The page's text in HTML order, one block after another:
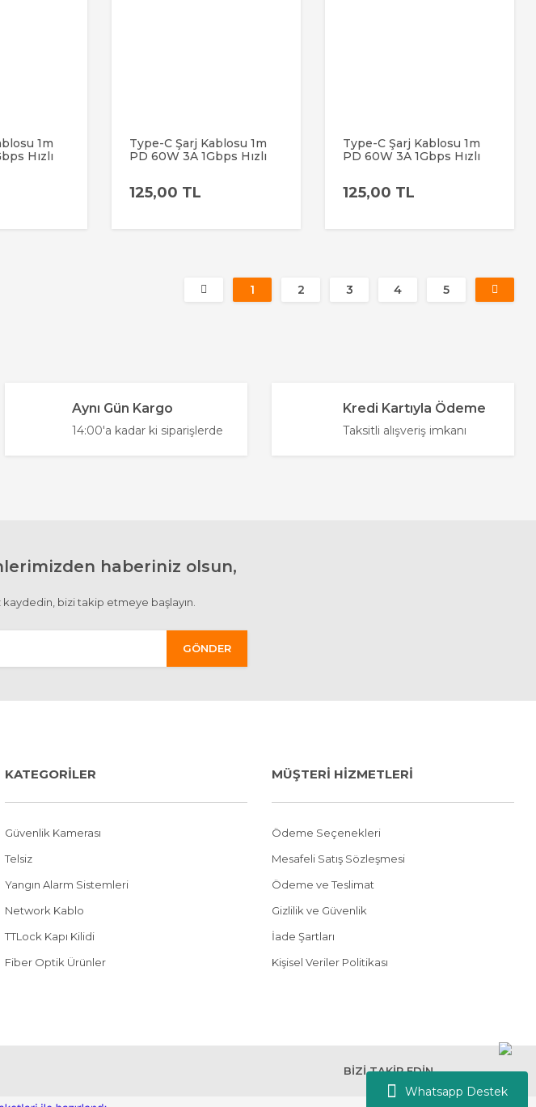
Whatsapp Destek
1m
Hızlı
Type-C Şarj Kablosu 1m
PD 60W 3A 1Gbps Hızlı
Kablo
125,00 TL
Type-C Şarj Kablosu 1m
PD 60W 3A 1Gbps Hızlı
Kablo
125,00 TL
1 2 3 4 5
Aynı Gün Kargo
14:00'a kadar ki siparişlerde
Kredi Kartıyla Ödeme
Taksitli alışveriş imkanı
haberiniz olsun,
bizi takip etmeye başlayın.
GÖNDER
KATEGORİLER
Güvenlik Kamerası
Telsiz
Yangın Alarm Sistemleri
Network Kablo
TTLock Kapı Kilidi
Fiber Optik Ürünler
MÜŞTERİ HİZMETLERİ
Ödeme Seçenekleri
Mesafeli Satış Sözleşmesi
Ödeme ve Teslimat
Gizlilik ve Güvenlik
İade Şartları
Kişisel Veriler Politikası
BİZİ TAKİP EDİN